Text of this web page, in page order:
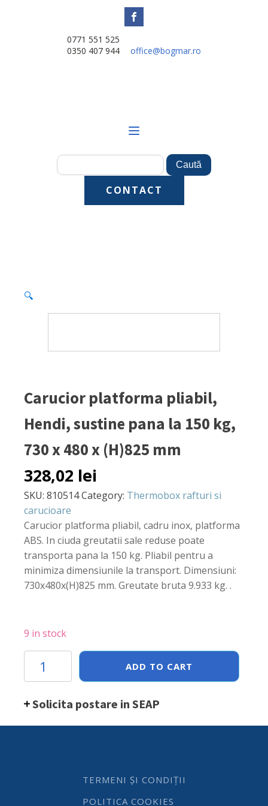
0771 551 525
0350 407 944
office@bogmar.ro
CONTACT
🔍
Carucior platforma pliabil,
Hendi, sustine pana la 150 kg,
730 x 480 x (H)825 mm
328,02 lei
SKU: 810514Category: Thermobox rafturi si
carucioare
Carucior platforma pliabil, cadru inox, platforma
ABS. In ciuda greutatii sale reduse poate
transporta pana la 150 kg. Pliabil pentru a
minimiza dimensiunile la transport. Dimensiuni:
730x480x(H)825 mm. Greutate bruta 9.933 kg. .
9 in stock
Carucior
platforma
pliabil,
sustine
ADD TO CART
Solicita postare in SEAP
TERMENI ȘI CONDIȚII
POLITICA COOKIES